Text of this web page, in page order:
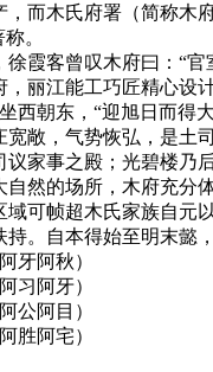
而木氏府署（简称木
。
霞客曾叹木府曰：“
丽江能工巧匠精心设
西朝东，“迎旭日而
敞，气势恢弘，是
家事之殿；光碧楼乃
然的场所，木府充分
可帧超木氏家族自
。自本得始至明末懿
牙阿秋）
习阿牙）
公阿目）
胜阿宅）